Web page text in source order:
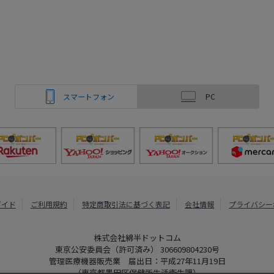
スマートフォン PC
ド ご利用規約 特定商取引法に基づく表記 会社情報 プライバシ
株式会社綿半ドットコム
東京公安委員会（許可済み） 306609804230号
管理医療機器販売業 届出日：平成27年11月19日